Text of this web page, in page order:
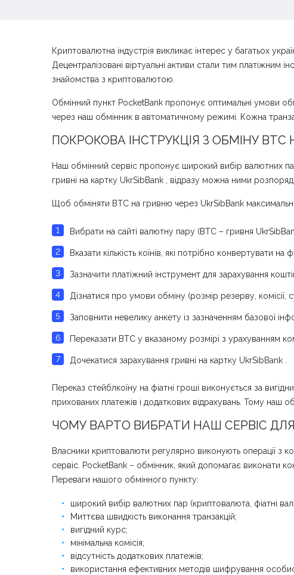
Криптовалютна індустрія викликає інтерес у багатьох
Децентралізовані віртуальні активи стали тим
знайомства з криптовалютою.
Обмінний пункт PocketBank пропонує оптимальні умови
через наш обмінник в автоматичному режимі. Кожна
ПОКРОКОВА ІНСТРУКЦІЯ З ОБМІНУ BTC
Наш обмінний сервіс пропонує широкий вибір валютних
гривні на картку UkrSibBank , відразу можна ними
Щоб обміняти BTC на гривню через UkrSibBank
Вибрати на сайті валютну пару (BTC – гривня
Вказати кількість коїнів, які потрібно конвертувати на
Зазначити платіжний інструмент для зарахування
Дізнатися про умови обміну (розмір резерву, комісії,
Заповнити невелику анкету із зазначенням базової
Переказати BTC у вказаному розмірі з урахуванням
Дочекатися зарахування гривні на картку UkrSibBank .
Переказ стейблкоїну на фіатні гроші виконується за
прихованих платежів і додаткових відрахувань. Тому наш
ЧОМУ ВАРТО ВИБРАТИ НАШ СЕРВІС ДЛЯ
Власники криптовалюти регулярно виконують операції з
сервіс. PocketBank – обмінник, який допомагає виконати
Переваги нашого обмінного пункту:
широкий вибір валютних пар (криптовалюта, фіатні
Миттєва швидкість виконання транзакцій;
вигідний курс;
мінімальна комісія;
відсутність додаткових платежів;
використання ефективних методів шифрування